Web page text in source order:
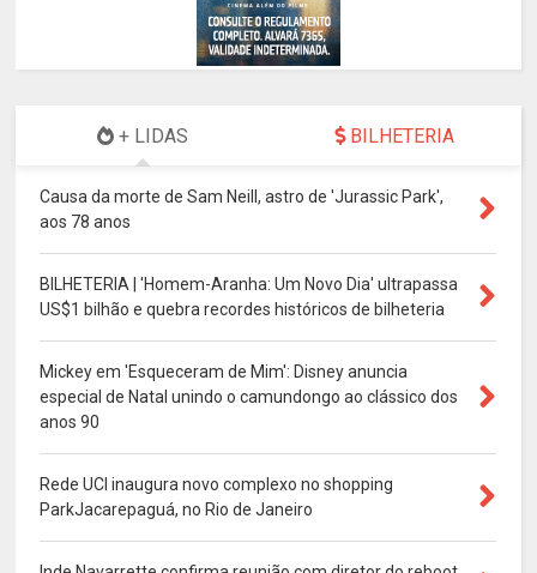
+ LIDAS BILHETERIA
Causa da morte de Sam Neill, astro de 'Jurassic Park',
aos 78 anos
BILHETERIA | 'Homem-Aranha: Um Novo Dia' ultrapassa
US$1 bilhão e quebra recordes históricos de bilheteria
Mickey em 'Esqueceram de Mim': Disney anuncia
especial de Natal unindo o camundongo ao clássico dos
anos 90
Rede UCI inaugura novo complexo no shopping
ParkJacarepaguá, no Rio de Janeiro